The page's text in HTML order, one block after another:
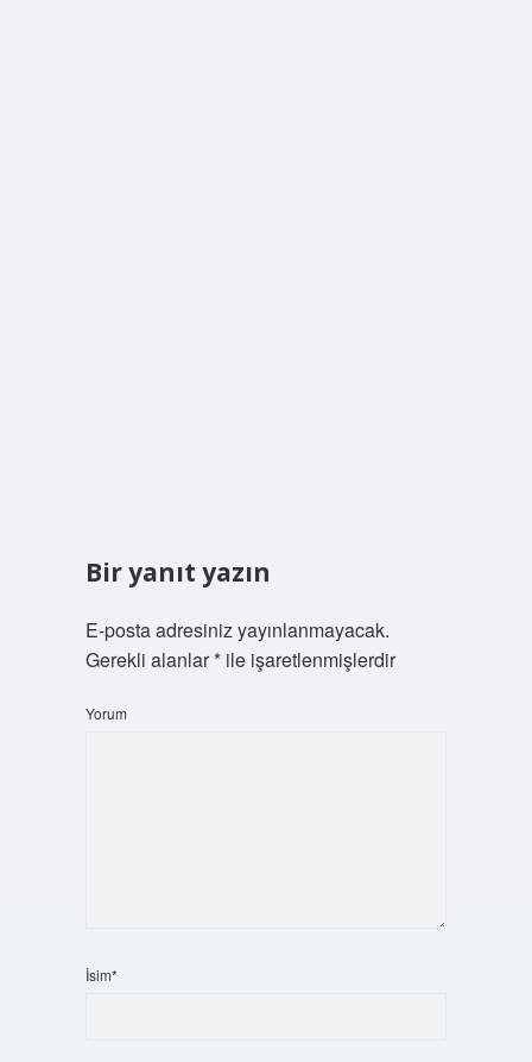
Bir yanıt yazın
E-posta adresiniz yayınlanmayacak.
Gerekli alanlar*ile işaretlenmişlerdir
Yorum
İsim*